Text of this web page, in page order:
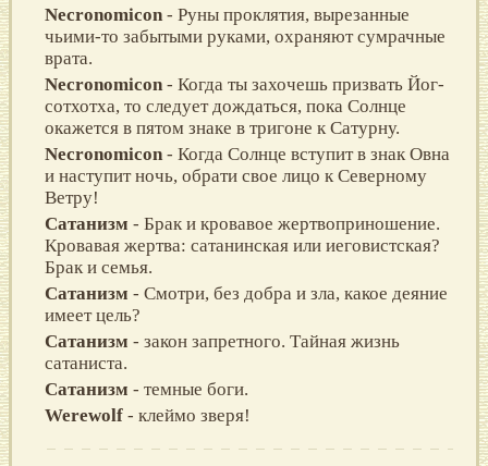
Necronomicon - Руны проклятия, вырезанные
чьими-то забытыми руками, охраняют сумрачные
врата.
Necronomicon - Когда ты захочешь призвать Йог-
сотхотха, то следует дождаться, пока Солнце
окажется в пятом знаке в тригоне к Сатурну.
Necronomicon - Когда Солнце вступит в знак Овна
и наступит ночь, обрати свое лицо к Северному
Ветру!
Сатанизм - Брак и кровавое жертвоприношение.
Кровавая жертва: сатанинская или иеговистская?
Брак и семья.
Сатанизм - Смотри, без добра и зла, какое деяние
имеет цель?
Сатанизм - закон запретного. Тайная жизнь
сатаниста.
Сатанизм - темные боги.
Werewolf - клеймо зверя!